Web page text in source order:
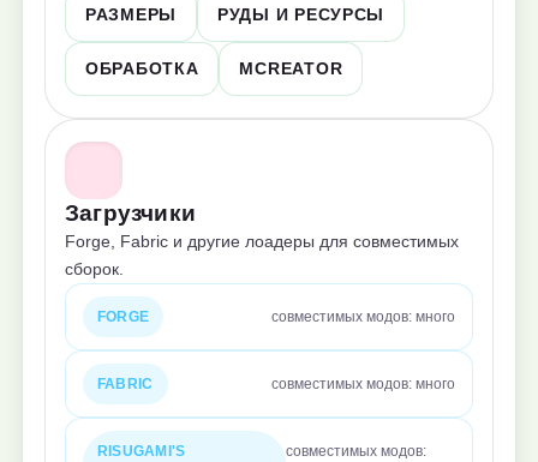
РАЗМЕРЫ РУДЫ И РЕСУРСЫ
ОБРАБОТКА MCREATOR
Загрузчики
Forge, Fabric и другие лоадеры для совместимых
сборок.
FORGE совместимых модов: много
FABRIC совместимых модов: много
RISUGAMI'S
совместимых модов: